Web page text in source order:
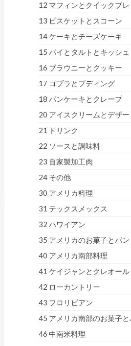
12 マフィンとクイックブレ
13 ビスケットとスコーン
14 ケーキとチーズケーキ
15 パイとタルトとキッシュ
16 ブラウニーとクッキー
17 コブラとプディング
18 パンケーキとクレープ
20 アイスクリームとデザー
21 ドリンク
22 ソースと調味料
23 自家製加工肉
24 その他
30 アメリカ料理
31 テックスメックス
32 ハワイアン
35 アメリカのお菓子とパン
40 アメリカ南部料理
41 ケイジャンとクレオール
42 ローカントリー
43 フロリビアン
45 アメリカ南部のお菓子と
46 中南米料理